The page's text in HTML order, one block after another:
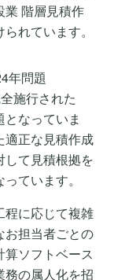
業 階層見積作
れています。
年問題
施行された
となっていま
適正な見積作成
して見積根拠を
ています。
程に応じて複雑
お担当者ごとの
ソフトベース
務の属人化を招